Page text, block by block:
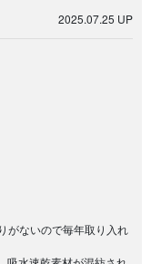
2025.07.25 UP
がないので毎年取り入れ